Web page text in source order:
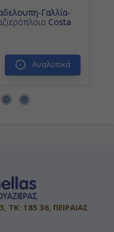
Γαλλία-
Costa
Αναλυτικά
185 36, ΠΕΙΡΑΙΑΣ